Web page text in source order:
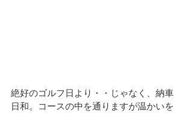
絶好のゴルフ日より・・じゃなく、納車
日和。コースの中を通りますが温かいを